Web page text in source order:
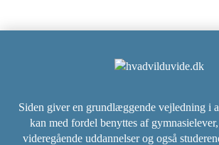
Siden giver en grundlæggende vejledning i
kan med fordel benyttes af
videregående uddannelser og også